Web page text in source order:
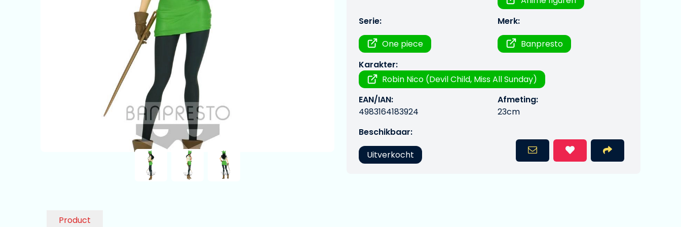
Serie:
One piece
Merk:
Banpresto
Karakter:
Robin Nico (Devil Child, Miss All Sunday)
EAN/IAN:
4983164183924
Afmeting:
23cm
Beschikbaar:
Uitverkocht
Product